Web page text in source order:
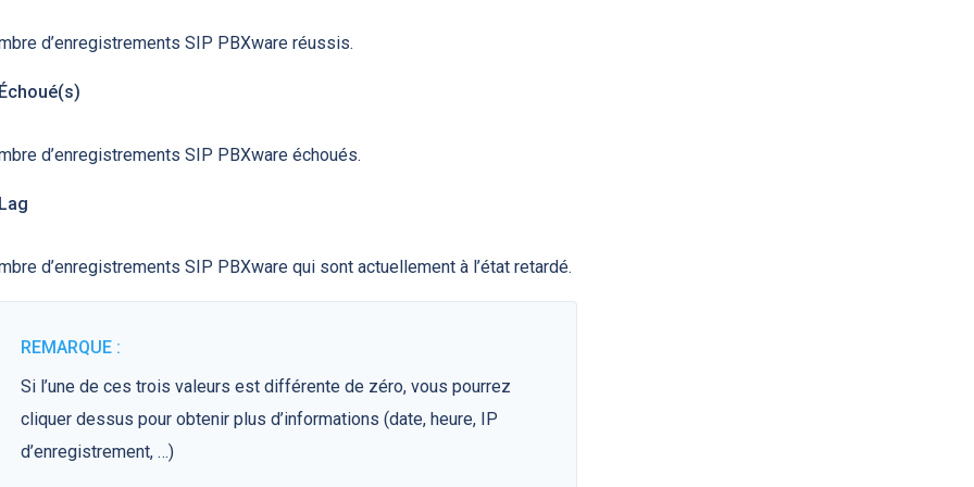
d’enregistrements SIP PBXware réussis.
Échoué(s)
d’enregistrements SIP PBXware échoués.
Lag
d’enregistrements SIP PBXware qui sont actuellement à l’état retardé.
REMARQUE :
Si l’une de ces trois valeurs est différente de zéro, vous pourrez
cliquer dessus pour obtenir plus d’informations (date, heure, IP
d’enregistrement, …)